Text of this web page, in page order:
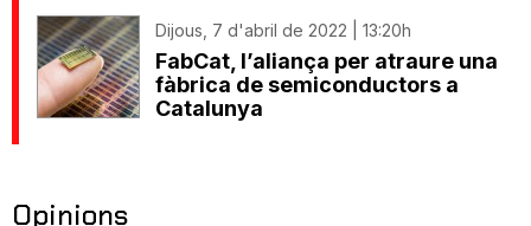
Dijous, 7 d'abril de 2022 | 13:20h
FabCat, l’aliança per atraure una
fàbrica de semiconductors a
Catalunya
Opinions